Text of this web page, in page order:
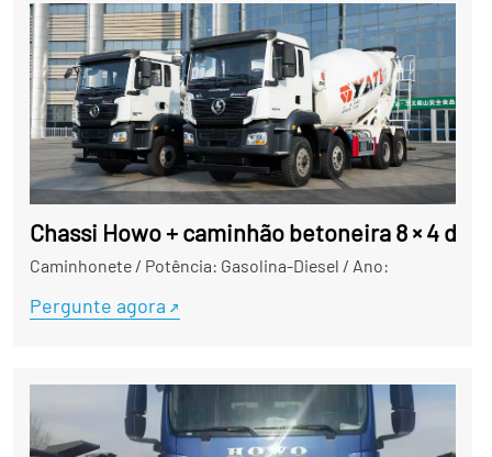
Chassi Howo + caminhão betoneira 8 × 4 da
Caminhonete/ Potência: Gasolina-Diesel / Ano:
Pergunte agora